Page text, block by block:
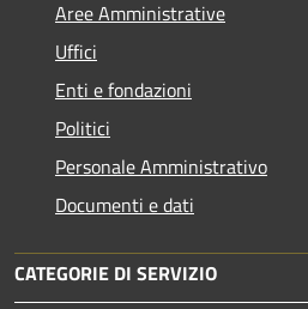
Aree Amministrative
Uffici
Enti e fondazioni
Politici
Personale Amministrativo
Documenti e dati
CATEGORIE DI SERVIZIO